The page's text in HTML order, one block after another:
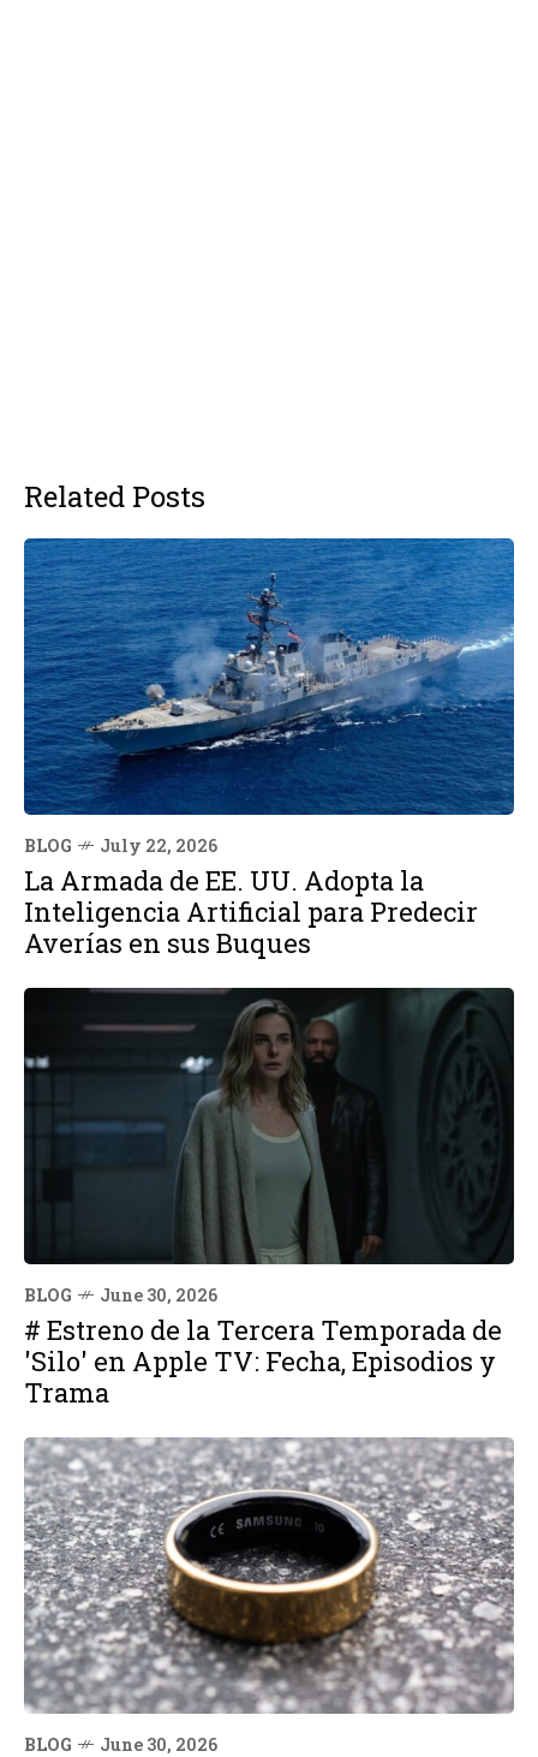
Related Posts
BLOG July 22, 2026
La Armada de EE. UU. Adopta la
Inteligencia Artificial para Predecir
Averías en sus Buques
BLOG June 30, 2026
# Estreno de la Tercera Temporada de
'Silo' en Apple TV: Fecha, Episodios y
Trama
BLOG June 30, 2026